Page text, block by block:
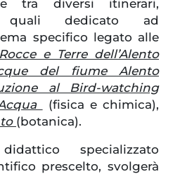
tra diversi itinerari,
dedicato ad
specifico legato alle
Rocce e Terre dell’Alento
del fiume Alento
al Bird-watching
(fisica e chimica),
(botanica).
specializzato
prescelto, svolgerà